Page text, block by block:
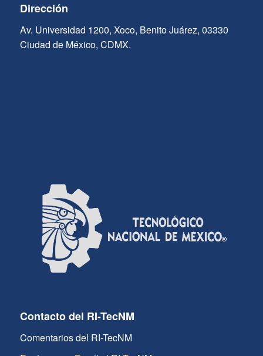
Dirección
Av. Universidad 1200, Xoco, Benito Juárez, 03330
Ciudad de México, CDMX.
Contacto del RI-TecNM
Comentarios del RI-TecNM